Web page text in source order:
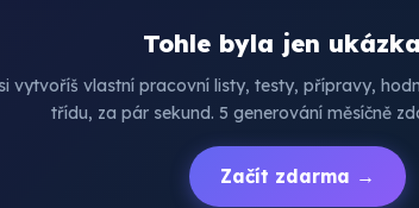
Tohle byla jen
vytvoříš vlastní pracovní listy, testy, přípravy,
třídu, za pár sekund. 5 generování měsíčně
Začít zdarma →